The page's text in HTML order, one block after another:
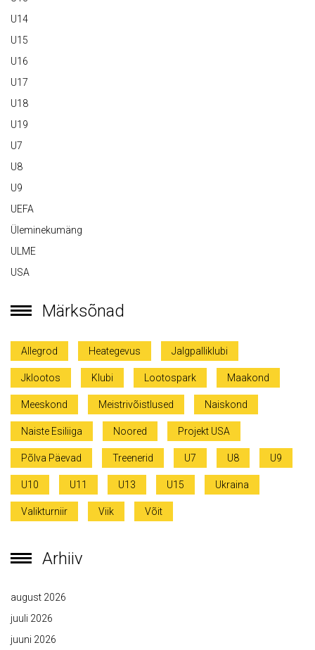
U14
U15
U16
U17
U18
U19
U7
U8
U9
UEFA
Üleminekumäng
ULME
USA
Märksõnad
Allegrod Heategevus Jalgpalliklubi
Jklootos Klubi Lootospark Maakond
Meeskond Meistrivõistlused Naiskond
Naiste Esiliiga Noored Projekt USA
Põlva Päevad Treenerid U7 U8 U9
U10 U11 U13 U15 Ukraina
Valikturniir Viik Võit
Arhiiv
august 2026
juuli 2026
juuni 2026